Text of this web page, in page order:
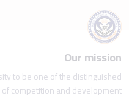
Our mission
to be one of the distinguished
competition and development.